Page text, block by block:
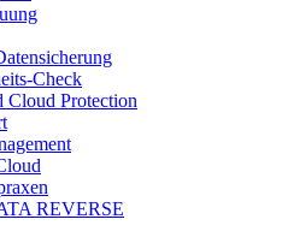
Check
Cloud Protection
REVERSE